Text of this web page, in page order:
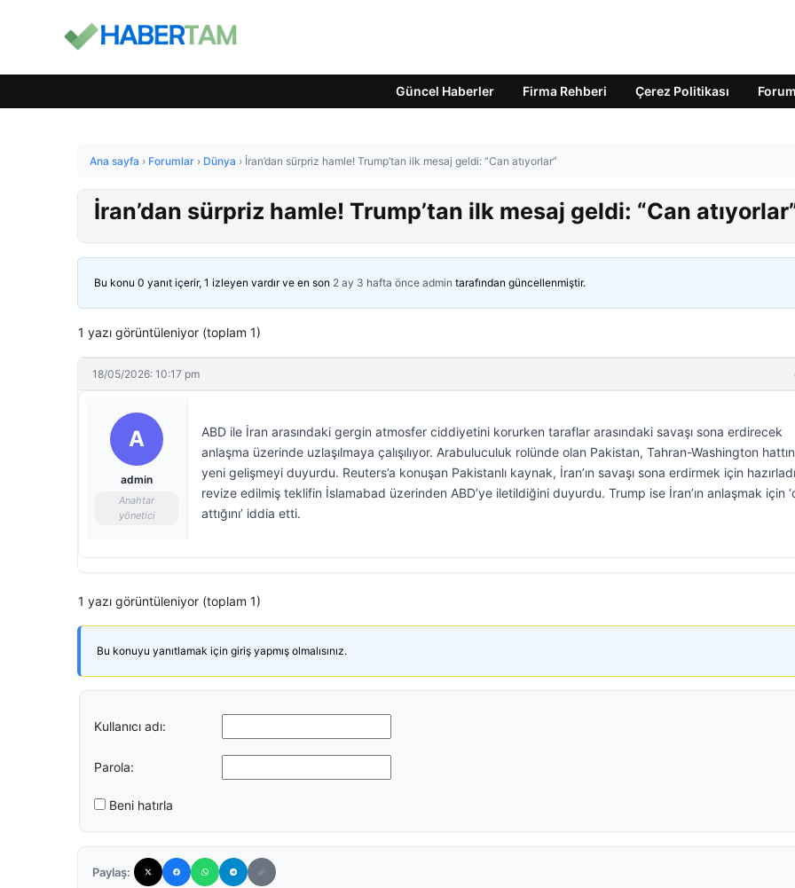
Güncel Haberler Firma Rehberi Çerez Politikası Forum
Ana sayfa › Forumlar › Dünya › İran’dan sürpriz hamle! Trump’tan ilk mesaj geldi: “Can atıyorlar”
İran’dan sürpriz hamle! Trump’tan ilk mesaj geldi: “Can
Bu konu 0 yanıt içerir, 1 izleyen vardır ve en son 2 ay 3 hafta önce admin tarafından güncellenmiştir.
1 yazı görüntüleniyor (toplam 1)
18/05/2026: 10:17 pm
A
admin
Anahtar
yönetici
ABD ile İran arasındaki gergin atmosfer ciddiyetini korurken taraflar arasındaki savaşı sona erdirecek
anlaşma üzerinde uzlaşılmaya çalışılıyor. Arabuluculuk rolünde olan Pakistan, Tahran-Washington
yeni gelişmeyi duyurdu. Reuters’a konuşan Pakistanlı kaynak, İran’ın savaşı sona erdirmek için
revize edilmiş teklifin İslamabad üzerinden ABD’ye iletildiğini duyurdu. Trump ise İran’ın anlaşmak için
attığını’ iddia etti.
1 yazı görüntüleniyor (toplam 1)
Bu konuyu yanıtlamak için giriş yapmış olmalısınız.
Kullanıcı adı:
Parola:
Beni hatırla
Paylaş: